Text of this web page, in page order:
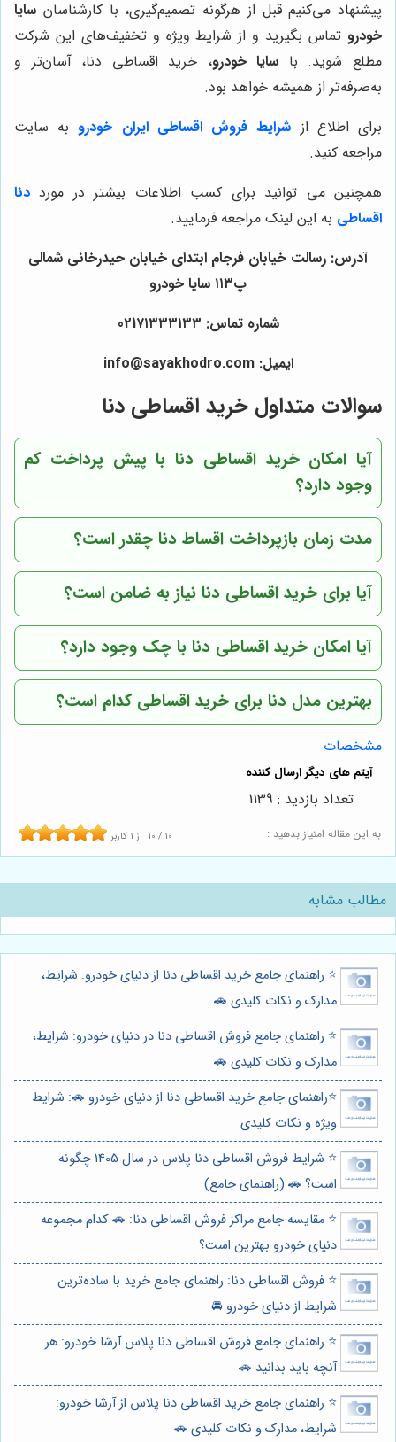
پیشنهاد می‌کنیم قبل از هرگونه تصمیم‌گیری، با کارشناسان سایا
خودرو تماس بگیرید و از شرایط ویژه و تخفیف‌های این شرکت
مطلع شوید. با سایا خودرو، خرید اقساطی دنا، آسان‌تر و
به‌صرفه‌تر از همیشه خواهد بود.
برای اطلاع از شرایط فروش اقساطی ایران خودروبه سایت
مراجعه کنید.
همچنین می توانید برای کسب اطلاعات بیشتر در مورد دنا
اقساطی به این لینک مراجعه فرمایید.
آدرس: رسالت خیابان فرجام ابتدای خیابان حیدرخانی شمالی
پ۱۱۳ سایا خودرو
شماره تماس: 021۷۱۳۳۳۱۳۳
ایمیل: info@sayakhodro.com
سوالات متداول خرید اقساطی دنا
آیا امکان خرید اقساطی دنا با پیش پرداخت کم
وجود دارد؟
مدت زمان بازپرداخت اقساط دنا چقدر است؟
آیا برای خرید اقساطی دنا نیاز به ضامن است؟
آیا امکان خرید اقساطی دنا با چک وجود دارد؟
بهترین مدل دنا برای خرید اقساطی کدام است؟
مشخصات
به این مقاله امتیاز بدهید : 10 / 10 از 1 کاربر
تعداد بازدید : 1139
مطالب مشابه
⭐️ راهنمای جامع خرید اقساطی دنا از دنیای خودرو: شرایط،
مدارک و نکات کلیدی 🚗
⭐️ راهنمای جامع فروش اقساطی دنا در دنیای خودرو: شرایط،
مدارک و نکات کلیدی 🚗
⭐️راهنمای جامع خرید اقساطی دنا از دنیای خودرو 🚗: شرایط
ویژه و نکات کلیدی
⭐️ شرایط فروش اقساطی دنا پلاس در سال 1405 چگونه
است؟ 🚗 (راهنمای جامع)
⭐️ مقایسه جامع مراکز فروش اقساطی دنا: 🚗 کدام مجموعه
دنیای خودرو بهترین است؟
⭐️ فروش اقساطی دنا: راهنمای جامع خرید با ساده‌ترین
شرایط از دنیای خودرو 🚘
⭐️ راهنمای جامع فروش اقساطی دنا پلاس آرشا خودرو: هر
آنچه باید بدانید 🚗
⭐️ راهنمای جامع خرید اقساطی دنا پلاس از آرشا خودرو:
شرایط، مدارک و نکات کلیدی 🚗